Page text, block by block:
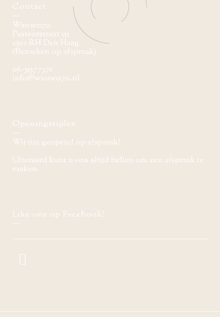
Contact
Wauw070
Pasteurstraat 151
2522 RH Den Haag
(Bezoeken op afspraak)
06-51577371
info@wauw070.nl
Openingstijden
Wij zijn geopend op afspraak!
Uiteraard kunt u ons altijd bellen om een afspraak te
maken.
Like ons op Facebook!